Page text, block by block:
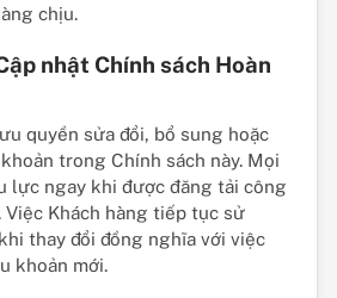
chịu.
nhật Chính sách Hoàn
quyền sửa đổi, bổ sung hoặc
trong Chính sách này. Mọi
lực ngay khi được đăng tải công
Khách hàng tiếp tục sử
thay đổi đồng nghĩa với việc
khoản mới.